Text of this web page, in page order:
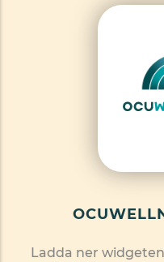
Ladda ner